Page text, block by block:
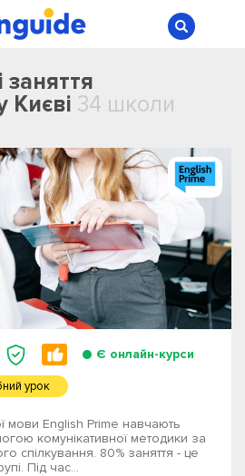
заняття
Києві 34 школи
Є онлайн-курси
урок
мови English Prime навчають
комунікативної методики за
спілкування. 80% заняття - це
Під час...